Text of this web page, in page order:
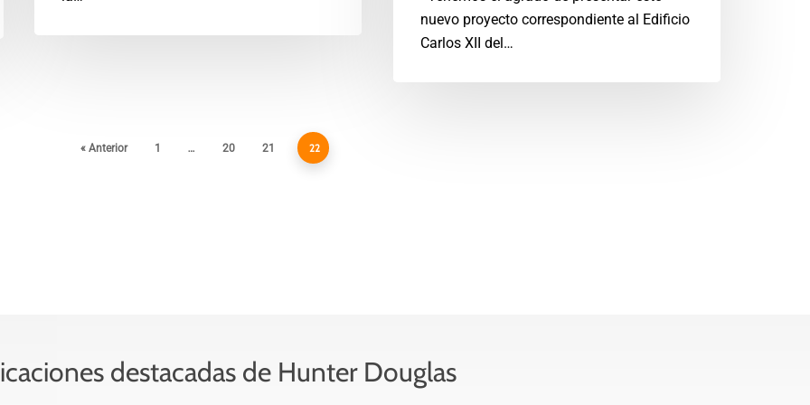
nuevo proyecto correspondiente al Edificio
Carlos XII del…
« Anterior 1 … 20 21 22
destacadas de Hunter Douglas